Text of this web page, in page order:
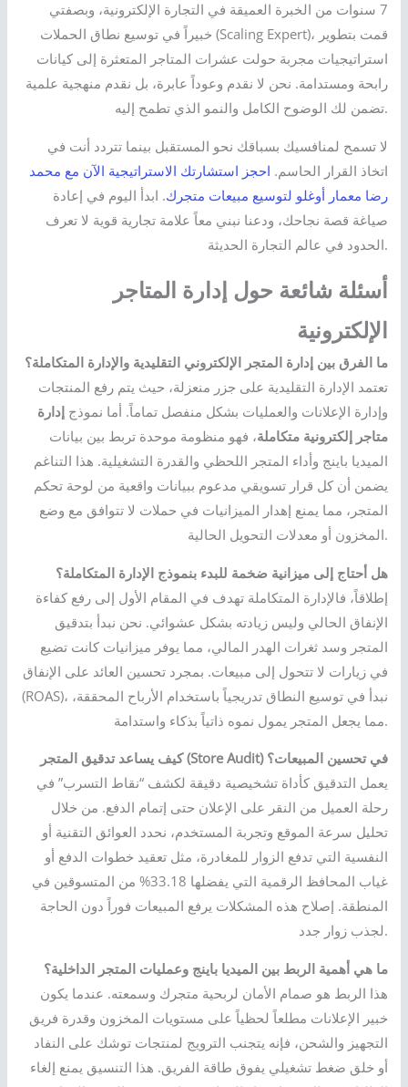
7 سنوات من الخبرة العميقة في التجارة الإلكترونية، وبصفتي
خبيراً في توسيع نطاق الحملات (Scaling Expert)، قمت بتطوير
استراتيجيات مجربة حولت عشرات المتاجر المتعثرة إلى كيانات
رابحة ومستدامة. نحن لا نقدم وعوداً عابرة، بل نقدم منهجية علمية
تضمن لك الوضوح الكامل والنمو الذي تطمح إليه.
لا تسمح لمنافسيك بسباقك نحو المستقبل بينما تتردد أنت في
اتخاذ القرار الحاسم. احجز استشارتك الاستراتيجية الآن مع محمد
رضا معمار أوغلو لتوسيع مبيعات متجرك. ابدأ اليوم في إعادة
صياغة قصة نجاحك، ودعنا نبني معاً علامة تجارية قوية لا تعرف
الحدود في عالم التجارة الحديثة.
أسئلة شائعة حول إدارة المتاجر
الإلكترونية
ما الفرق بين إدارة المتجر الإلكتروني التقليدية والإدارة المتكاملة؟
تعتمد الإدارة التقليدية على جزر منعزلة، حيث يتم رفع المنتجات
وإدارة الإعلانات والعمليات بشكل منفصل تماماً. أما نموذجإدارة
متاجر إلكترونية متكاملة، فهو منظومة موحدة تربط بين بيانات
الميديا باينج وأداء المتجر اللحظي والقدرة التشغيلية. هذا التناغم
يضمن أن كل قرار تسويقي مدعوم ببيانات واقعية من لوحة تحكم
المتجر، مما يمنع إهدار الميزانيات في حملات لا تتوافق مع وضع
المخزون أو معدلات التحويل الحالية.
هل أحتاج إلى ميزانية ضخمة للبدء بنموذج الإدارة المتكاملة؟
إطلاقاً، فالإدارة المتكاملة تهدف في المقام الأول إلى رفع كفاءة
الإنفاق الحالي وليس زيادته بشكل عشوائي. نحن نبدأ بتدقيق
المتجر وسد ثغرات الهدر المالي، مما يوفر ميزانيات كانت تضيع
في زيارات لا تتحول إلى مبيعات. بمجرد تحسين العائد على الإنفاق
(ROAS)، نبدأ في توسيع النطاق تدريجياً باستخدام الأرباح المحققة،
مما يجعل المتجر يمول نموه ذاتياً بذكاء واستدامة.
كيف يساعد تدقيق المتجر (Store Audit) في تحسين المبيعات؟
يعمل التدقيق كأداة تشخيصية دقيقة لكشف “نقاط التسرب” في
رحلة العميل من النقر على الإعلان حتى إتمام الدفع. من خلال
تحليل سرعة الموقع وتجربة المستخدم، نحدد العوائق التقنية أو
النفسية التي تدفع الزوار للمغادرة، مثل تعقيد خطوات الدفع أو
غياب المحافظ الرقمية التي يفضلها 33.18% من المتسوقين في
المنطقة. إصلاح هذه المشكلات يرفع المبيعات فوراً دون الحاجة
لجذب زوار جدد.
ما هي أهمية الربط بين الميديا باينج وعمليات المتجر الداخلية؟
هذا الربط هو صمام الأمان لربحية متجرك وسمعته. عندما يكون
خبير الإعلانات مطلعاً لحظياً على مستويات المخزون وقدرة فريق
التجهيز والشحن، فإنه يتجنب الترويج لمنتجات توشك على النفاد
أو خلق ضغط تشغيلي يفوق طاقة الفريق. هذا التنسيق يمنع إلغاء